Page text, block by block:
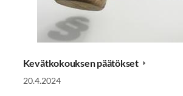
Kevätkokouksen päätökset
20.4.2024